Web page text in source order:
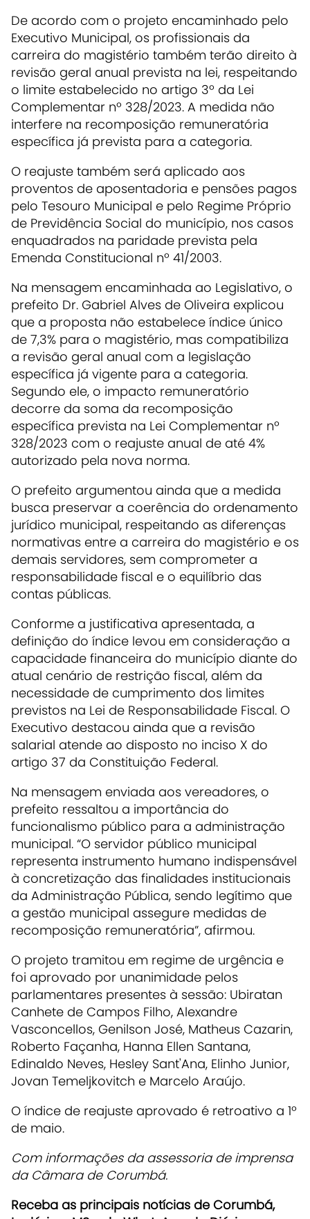
De acordo com o projeto encaminhado pelo
Executivo Municipal, os profissionais da
carreira do magistério também terão direito à
revisão geral anual prevista na lei, respeitando
o limite estabelecido no artigo 3º da Lei
Complementar nº 328/2023. A medida não
interfere na recomposição remuneratória
específica já prevista para a categoria.
O reajuste também será aplicado aos
proventos de aposentadoria e pensões pagos
pelo Tesouro Municipal e pelo Regime Próprio
de Previdência Social do município, nos casos
enquadrados na paridade prevista pela
Emenda Constitucional nº 41/2003.
Na mensagem encaminhada ao Legislativo, o
prefeito Dr. Gabriel Alves de Oliveira explicou
que a proposta não estabelece índice único
de 7,3% para o magistério, mas compatibiliza
a revisão geral anual com a legislação
específica já vigente para a categoria.
Segundo ele, o impacto remuneratório
decorre da soma da recomposição
específica prevista na Lei Complementar nº
328/2023 com o reajuste anual de até 4%
autorizado pela nova norma.
O prefeito argumentou ainda que a medida
busca preservar a coerência do ordenamento
jurídico municipal, respeitando as diferenças
normativas entre a carreira do magistério e os
demais servidores, sem comprometer a
responsabilidade fiscal e o equilíbrio das
contas públicas.
Conforme a justificativa apresentada, a
definição do índice levou em consideração a
capacidade financeira do município diante do
atual cenário de restrição fiscal, além da
necessidade de cumprimento dos limites
previstos na Lei de Responsabilidade Fiscal. O
Executivo destacou ainda que a revisão
salarial atende ao disposto no inciso X do
artigo 37 da Constituição Federal.
Na mensagem enviada aos vereadores, o
prefeito ressaltou a importância do
funcionalismo público para a administração
municipal. “O servidor público municipal
representa instrumento humano indispensável
à concretização das finalidades institucionais
da Administração Pública, sendo legítimo que
a gestão municipal assegure medidas de
recomposição remuneratória”, afirmou.
O projeto tramitou em regime de urgência e
foi aprovado por unanimidade pelos
parlamentares presentes à sessão: Ubiratan
Canhete de Campos Filho, Alexandre
Vasconcellos, Genilson José, Matheus Cazarin,
Roberto Façanha, Hanna Ellen Santana,
Edinaldo Neves, Hesley Sant'Ana, Elinho Junior,
Jovan Temeljkovitch e Marcelo Araújo.
O índice de reajuste aprovado é retroativo a 1º
de maio.
Com informações da assessoria de imprensa
da Câmara de Corumbá.
Receba as principais notícias de Corumbá,